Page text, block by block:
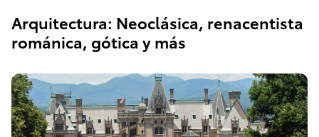
Arquitectura: Neoclásica, renacentista
románica, gótica y más